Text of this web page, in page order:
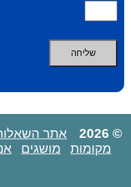
© 2026 אתר
מקומות
מושגים